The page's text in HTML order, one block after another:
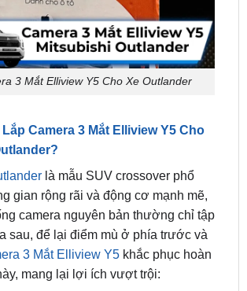
3 Mắt Elliview Y5 Cho Xe Outlander
Lắp Camera 3 Mắt Elliview Y5 Cho
là mẫu SUV crossover phổ
gian rộng rãi và động cơ mạnh mẽ,
camera nguyên bản thường chỉ tập
sau, để lại điểm mù ở phía trước và
3 Mắt Elliview Y5khắc phục hoàn
mang lại lợi ích vượt trội:
sát 150 độ rộng rãi:Tầm nhìn toàn